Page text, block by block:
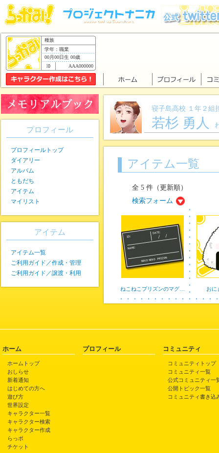
種族
学年：職業
00月00日生 00歳
AAA000000
寝子島高校 １年２組
若杉 勇人
アイテム一覧
全 5 件（更新順）
検索フォーム
ねこねこプリズンのマグ… おに
プロフィール
プロフィールトップ
ダイアリー
アルバム
ともだち
アイテム
マイリスト
アイテム
アイテム一覧
ご利用ガイド／作成・管理
ご利用ガイド／譲渡・利用
ホーム
ホームトップ
おしらせ
新着通知
はじめての方へ
遊び方
世界設定
キャラクター一覧
キャラクター検索
キャラクター作成
らっポ
チケット
プロフィール コミュニティ
コミュニティトップ
コミュニティ一覧
公式コミュニティ一
公開トピック一覧
コミュニティ書き込